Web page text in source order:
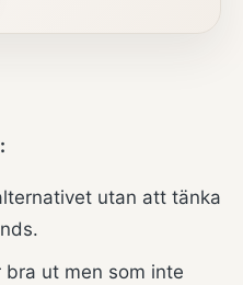
utan att tänka
ut men som inte